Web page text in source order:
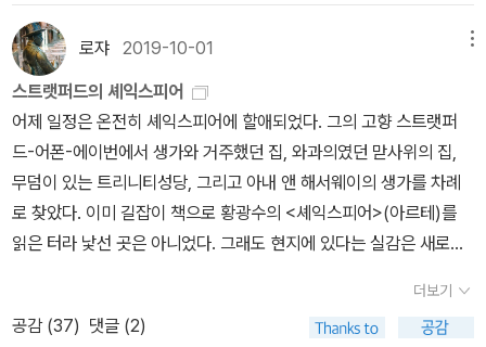
고‘ 네루다와 랭보 . . . 특히 마야코프스키와네루다의 시에 탐닉했
다 <체 게바라의 유언>난, 지금, 혁명의 불멸성을 생각하고 있다!
이 있는지만 정리해보려 한다.다 정리한 다음에 가장 끌리는 판본은
김정환 역본과 시공사와 펭귄클래식이다. 펭귄은 무엇보다 표지가 ㅎ
ㅎ 1. 민음사 최종철 민음사 컬렉션으로도 유명한 민음사. 전집도 발
간하고 있는데 왜인지 이 5권이 끝이다. 그래도 주요 희극과 비극은
단권으로 번역되어 있다. 번역의 최종철은 '연세대학교 영어영문학과
를 졸업했다. 연세대학교 및 미네소타 대학교에서 문학석사 학위를,
미시건 대학교에서 문학박사 학위를 취득했다. 연세대학교 영어영문
학과 교수로 재직 중이다.' 그가 민음사에서 나오는 셰익스피어 작품
을 거의 다 번역하고 있다. 이분만의 특징은 '운율을 살린 운문 번
역'이라는 점과 우선 최신 번역이라는 점이다. 소네트 번역은 2007
년에 작고하신 피천득 선생의 번역을 썼다.2. 열린책들 박우수 번역
로쟈 2019-10-01
스트랫퍼드의 셰익스피어
어제 일정은 온전히 셰익스피어에 할애되었다. 그의 고향 스트랫퍼
드-어폰-에이번에서 생가와 거주했던 집, 와과의였던 맏사위의 집,
무덤이 있는 트리니티성당, 그리고 아내 앤 해서웨이의 생가를 차례
로 찾았다. 이미 길잡이 책으로 황광수의 <셰익스피어>(아르테)를
읽은 터라 낯선 곳은 아니었다. 그래도 현지에 있다는 실감은 새로울
든 것이 더 깨끗하고 명료하게 보였다.스트랫퍼드는 생각보다 큰 마
을이었다(지방도시라고 해야할 듯). 가령 헤세에 대한 기억으로만 이
더보기
공감 (37) 댓글 (2)